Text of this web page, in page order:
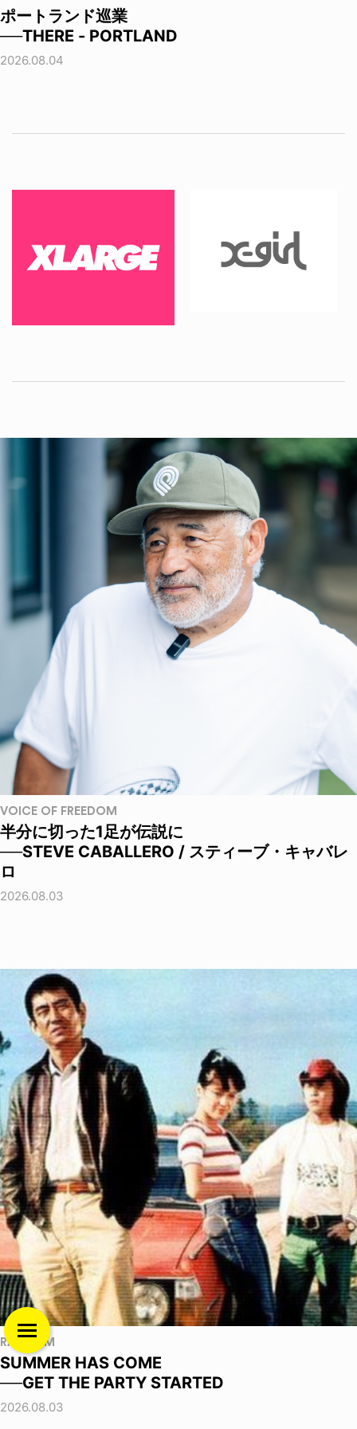
ポートランド巡業
──THERE - PORTLAND
2026.08.04
VOICE OF FREEDOM
半分に切った1足が伝説に
──STEVE CABALLERO / スティーブ・キャバレ
ロ
2026.08.03
RANDOM
SUMMER HAS COME
──GET THE PARTY STARTED
2026.08.03